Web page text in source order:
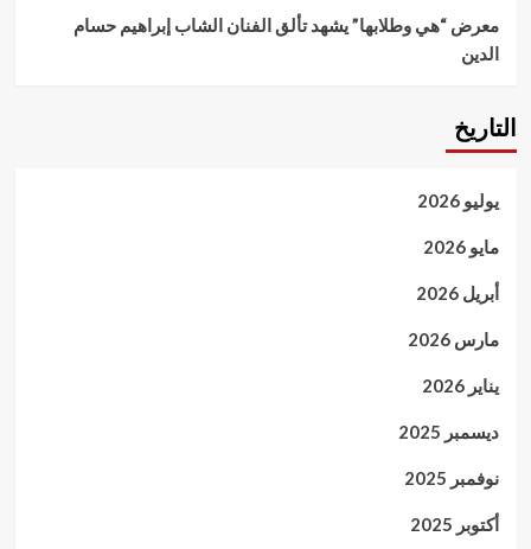
معرض “هي وطلابها” يشهد تألق الفنان الشاب إبراهيم حسام
الدين
التاريخ
يوليو 2026
مايو 2026
أبريل 2026
مارس 2026
يناير 2026
ديسمبر 2025
نوفمبر 2025
أكتوبر 2025